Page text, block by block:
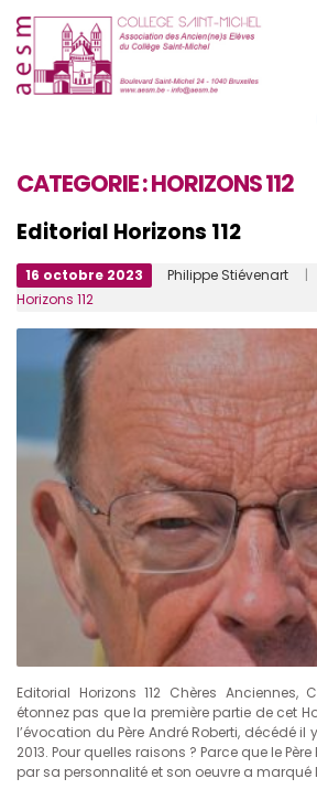
CATEGORIE :HORIZONS 112
Editorial Horizons 112
16 octobre 2023 Philippe Stiévenart |
Horizons 112
Editorial Horizons 112 Chères Anciennes,
étonnez pas que la première partie de cet
l’évocation du Père André Roberti, décédé il
2013. Pour quelles raisons ? Parce que le
par sa personnalité et son oeuvre a marqué